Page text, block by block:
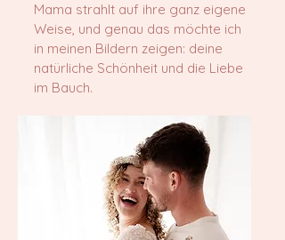
Mama strahlt auf ihre ganz eigene
Weise, und genau das möchte ich
in meinen Bildern zeigen: deine
natürliche Schönheit und die Liebe
im Bauch.